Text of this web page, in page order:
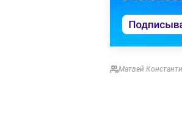
Матвей